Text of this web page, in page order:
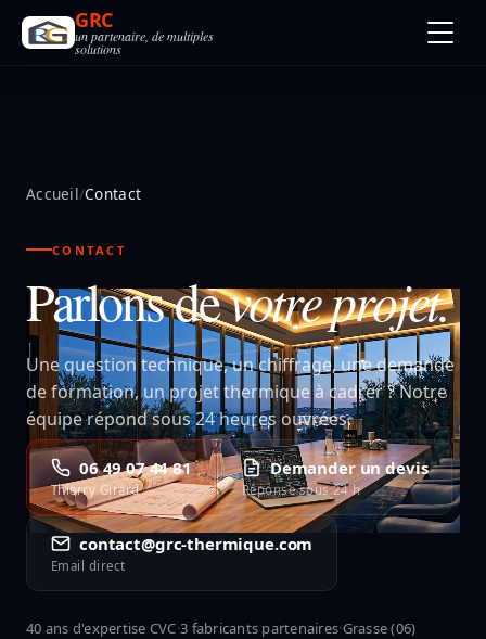
GRC
un partenaire, de multiples
solutions
Accueil/Contact
CONTACT
Parlons devotre projet.
Une question technique, un chiffrage, une demande
de formation, un projet thermique à cadrer ? Notre
équipe répond sous 24 heures ouvrées.
06 49 07 44 81
Thierry Girard
Demander un devis
Réponse sous 24 h
contact@grc-thermique.com
Email direct
40 ans d'expertise CVC·3 fabricants partenaires·Grasse (06)